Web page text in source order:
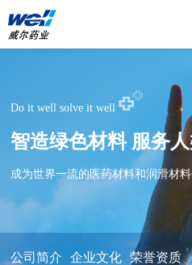
Do it well solve it well
智造绿色材料 服务人
成为世界一流的医药材料和润滑材
公司简介 企业文化 荣誉资质